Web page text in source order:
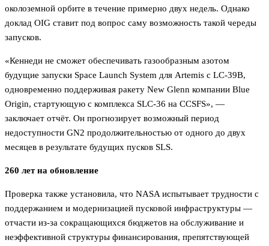
околоземной орбите в течение примерно двух недель. Однако
доклад OIG ставит под вопрос саму возможность такой череды
запусков.
«Кеннеди не сможет обеспечивать газообразным азотом
будущие запуски Space Launch System для Artemis с LC-39B,
одновременно поддерживая ракету New Glenn компании Blue
Origin, стартующую с комплекса SLC-36 на CCSFS», —
заключает отчёт. Он прогнозирует возможный период
недоступности GN2 продолжительностью от одного до двух
месяцев в результате будущих пусков SLS.
260 лет на обновление
Проверка также установила, что NASA испытывает трудности с
поддержанием и модернизацией пусковой инфраструктуры —
отчасти из-за сокращающихся бюджетов на обслуживание и
неэффективной структуры финансирования, препятствующей